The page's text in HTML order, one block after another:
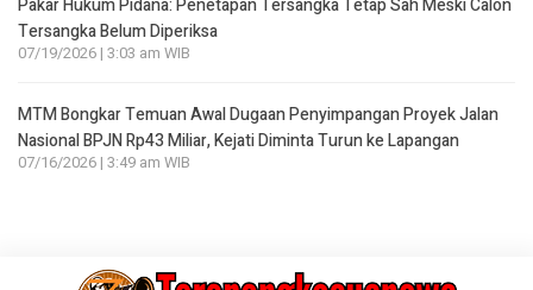
Tersangka Belum Diperiksa
07/19/2026 | 3:03 am WIB
MTM Bongkar Temuan Awal Dugaan Penyimpangan Proyek Jalan
Nasional BPJN Rp43 Miliar, Kejati Diminta Turun ke Lapangan
07/16/2026 | 3:49 am WIB